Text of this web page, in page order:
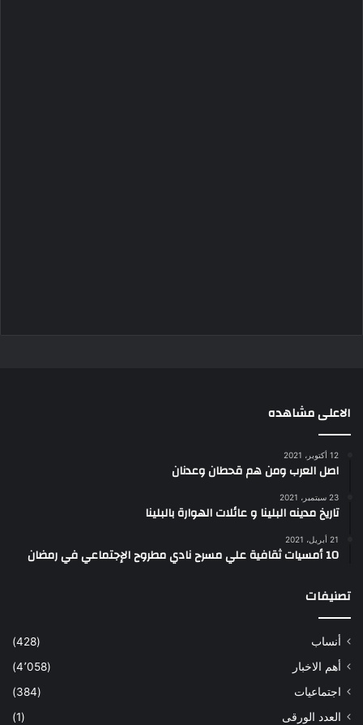
الاعلى مشاهده
12 أكتوبر، 2021
اصل العرب ومن هم قحطان وعدنان
23 سبتمبر، 2021
تاريخ مدينه البلينا و عائلات الهوارة بالبلينا
21 أبريل، 2021
10 أمسيات ثقافية علي مسرح نادي مطروح الإجتماعي في رمضان
تصنيفات
أنساب
(428)
أهم الاخبار
(4٬058)
اجتماعيات
(384)
العدد الورقى
(1)